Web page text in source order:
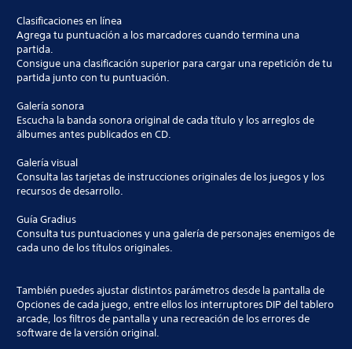
Clasificaciones en línea
Agrega tu puntuación a los marcadores cuando termina una
partida.
Consigue una clasificación superior para cargar una repetición de tu
partida junto con tu puntuación.
Galería sonora
Escucha la banda sonora original de cada título y los arreglos de
álbumes antes publicados en CD.
Galería visual
Consulta las tarjetas de instrucciones originales de los juegos y los
recursos de desarrollo.
Guía Gradius
Consulta tus puntuaciones y una galería de personajes enemigos de
cada uno de los títulos originales.
También puedes ajustar distintos parámetros desde la pantalla de
Opciones de cada juego, entre ellos los interruptores DIP del tablero
arcade, los filtros de pantalla y una recreación de los errores de
software de la versión original.